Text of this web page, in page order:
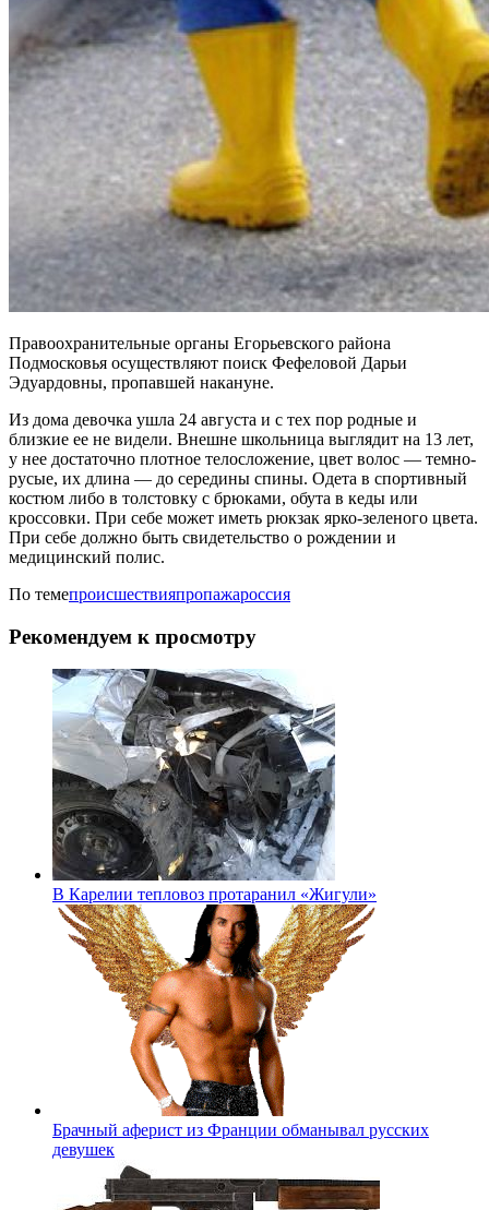
Правоохранительные органы Егорьевского района
Подмосковья осуществляют поиск Фефеловой Дарьи
Эдуардовны, пропавшей накануне.
Из дома девочка ушла 24 августа и с тех пор родные и
близкие ее не видели. Внешне школьница выглядит на 13 лет,
у нее достаточно плотное телосложение, цвет волос — темно-
русые, их длина — до середины спины. Одета в спортивный
костюм либо в толстовку с брюками, обута в кеды или
кроссовки. При себе может иметь рюкзак ярко-зеленого цвета.
При себе должно быть свидетельство о рождении и
медицинский полис.
По темепроисшествияпропажароссия
Рекомендуем к просмотру
В Карелии тепловоз протаранил «Жигули»
Брачный аферист из Франции обманывал русских
девушек